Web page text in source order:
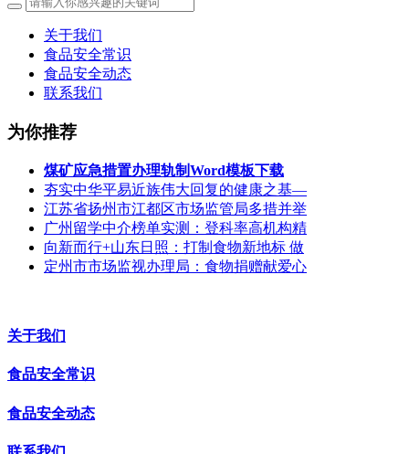
关于我们
食品安全常识
食品安全动态
联系我们
为你推荐
煤矿应急措置办理轨制Word模板下载
夯实中华平易近族伟大回复的健康之基—
江苏省扬州市江都区市场监管局多措并举
广州留学中介榜单实测：登科率高机构精
向新而行+山东日照：打制食物新地标 做
定州市市场监视办理局：食物捐赠献爱心
关于我们
食品安全常识
食品安全动态